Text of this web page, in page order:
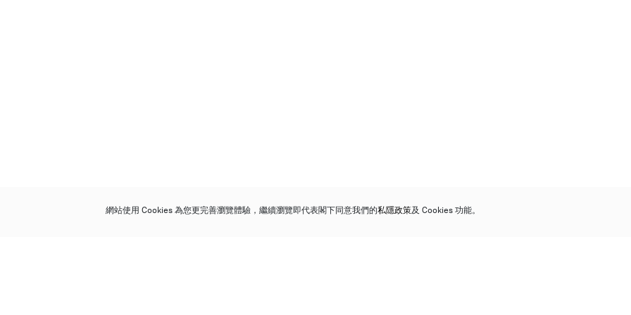
網站使用 Cookies 為您更完善瀏覽體驗，繼續瀏覽即代表閣下同意我們的私隱政策及 Cookies 功能。